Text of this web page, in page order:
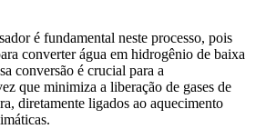
é fundamental neste processo, pois
converter água em hidrogênio de baixa
conversão é crucial para a
que minimiza a liberação de gases de
diretamente ligados ao aquecimento